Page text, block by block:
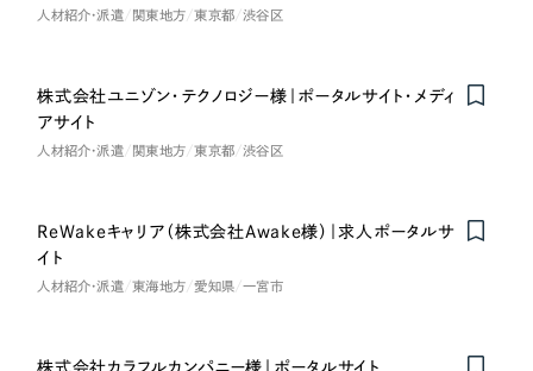
人材紹介・派遣 関東地方 東京都 渋谷区
株式会社ユニゾン・テクノロジー様｜ポータルサイト・メディ
アサイト
人材紹介・派遣 関東地方 東京都 渋谷区
ReWakeキャリア（株式会社Awake様）｜求人ポータルサ
イト
人材紹介・派遣 東海地方 愛知県 一宮市
株式会社カラフルカンパニー様｜ポータルサイト